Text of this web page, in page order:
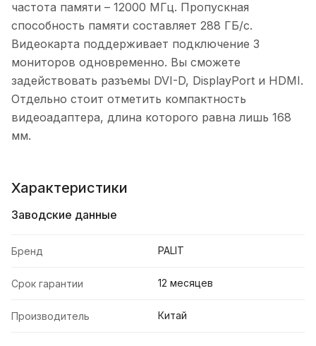
частота памяти – 12000 МГц. Пропускная
способность памяти составляет 288 ГБ/с.
Видеокарта поддерживает подключение 3
мониторов одновременно. Вы сможете
задействовать разъемы DVI-D, DisplayPort и HDMI.
Отдельно стоит отметить компактность
видеоадаптера, длина которого равна лишь 168
мм.
Характеристики
Заводские данные
Бренд PALIT
Срок гарантии 12 месяцев
Производитель Китай